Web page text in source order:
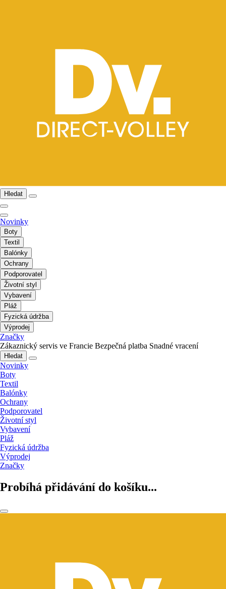
Hledat
Novinky
Boty
Textil
Balónky
Ochrany
Podporovatel
Životní styl
Vybavení
Pláž
Fyzická údržba
Výprodej
Značky
Zákaznický servis ve Francie Bezpečná platba Snadné vracení
Hledat
Novinky
Boty
Textil
Balónky
Ochrany
Podporovatel
Životní styl
Vybavení
Pláž
Fyzická údržba
Výprodej
Značky
Probíhá přidávání do košíku...